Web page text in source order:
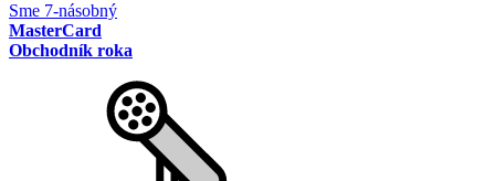
Sme 7-násobný
MasterCard
Obchodník roka